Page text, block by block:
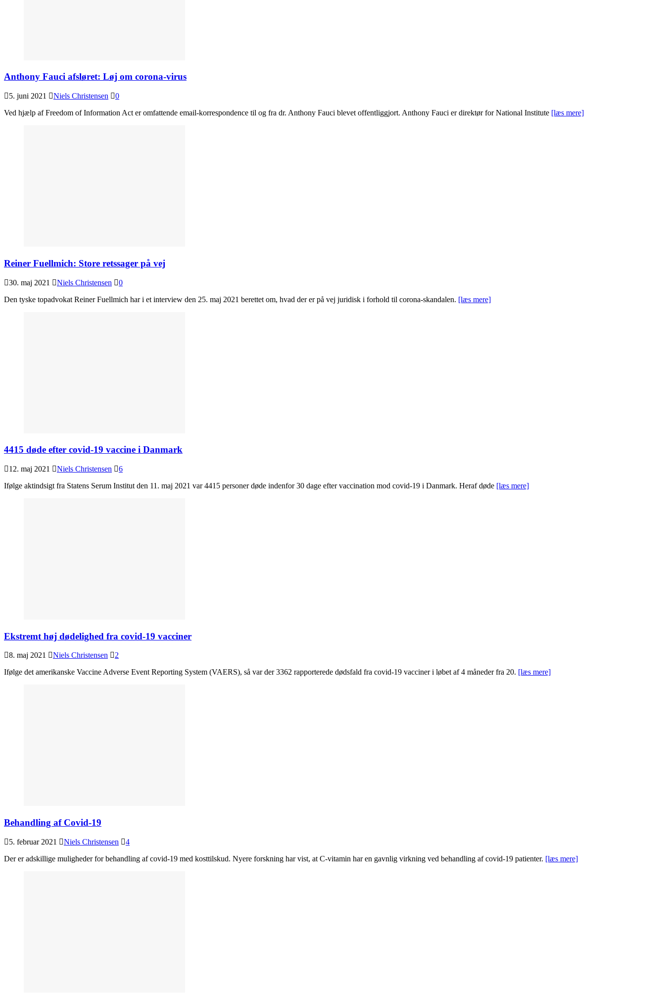
Anthony Fauci afsløret: Løj om corona-virus
5. juni 2021 Niels Christensen
0
Ved hjælp af Freedom of Information Act er omfattende email-korrespondence til og fra dr. Anthony Fauci blevet offentliggjort. Anthony Fauci er direktør for National Institute [læs mere]
Reiner Fuellmich: Store retssager på vej
30. maj 2021 Niels Christensen
0
Den tyske topadvokat Reiner Fuellmich har i et interview den 25. maj 2021 berettet om, hvad der er på vej juridisk i forhold til corona-skandalen. [læs mere]
4415 døde efter covid-19 vaccine i Danmark
12. maj 2021 Niels Christensen
6
Ifølge aktindsigt fra Statens Serum Institut den 11. maj 2021 var 4415 personer døde indenfor 30 dage efter vaccination mod covid-19 i Danmark. Heraf døde [læs mere]
Ekstremt høj dødelighed fra covid-19 vacciner
8. maj 2021 Niels Christensen
2
Ifølge det amerikanske Vaccine Adverse Event Reporting System (VAERS), så var der 3362 rapporterede dødsfald fra covid-19 vacciner i løbet af 4 måneder fra 20. [læs mere]
Behandling af Covid-19
5. februar 2021 Niels Christensen
4
Der er adskillige muligheder for behandling af covid-19 med kosttilskud. Nyere forskning har vist, at C-vitamin har en gavnlig virkning ved behandling af covid-19 patienter. [læs mere]